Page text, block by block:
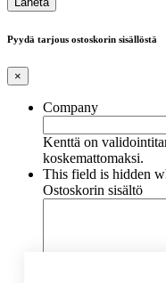
Pyydä tarjous ostoskorin sisällöstä
×
Company
Kenttä on
koskemattomaksi.
This field is hidden
Ostoskorin sisältö